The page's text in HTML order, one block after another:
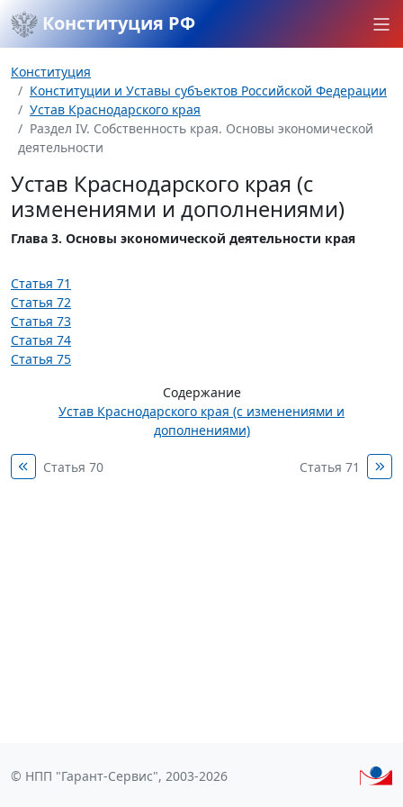
Конституция РФ
Конституция
Конституции и Уставы субъектов Российской Федерации
Устав Краснодарского края
Раздел IV. Собственность края. Основы экономической
деятельности
Устав Краснодарского края (с
изменениями и дополнениями)
Глава 3. Основы экономической деятельности края
Статья 71
Статья 72
Статья 73
Статья 74
Статья 75
Содержание
Устав Краснодарского края (с изменениями и
дополнениями)
Статья 70 Статья 71
© НПП "Гарант-Сервис", 2003-2026